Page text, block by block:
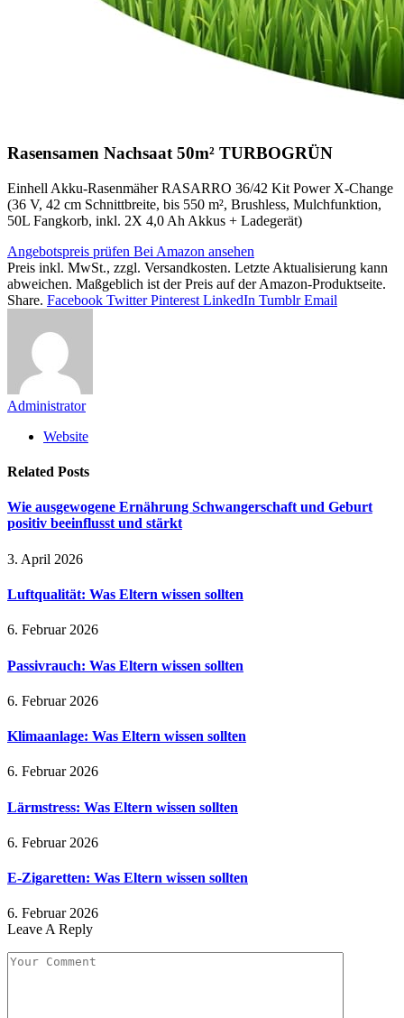
Rasensamen Nachsaat 50m² TURBOGRÜN
Einhell Akku-Rasenmäher RASARRO 36/42 Kit Power X-Change
(36 V, 42 cm Schnittbreite, bis 550 m², Brushless, Mulchfunktion,
50L Fangkorb, inkl. 2X 4,0 Ah Akkus + Ladegerät)
Angebotspreis prüfen Bei Amazon ansehen
Preis inkl. MwSt., zzgl. Versandkosten. Letzte Aktualisierung kann
abweichen. Maßgeblich ist der Preis auf der Amazon-Produktseite.
Share. Facebook Twitter Pinterest LinkedIn Tumblr Email
Administrator
Website
Related Posts
Wie ausgewogene Ernährung Schwangerschaft und Geburt
positiv beeinflusst und stärkt
3. April 2026
Luftqualität: Was Eltern wissen sollten
6. Februar 2026
Passivrauch: Was Eltern wissen sollten
6. Februar 2026
Klimaanlage: Was Eltern wissen sollten
6. Februar 2026
Lärmstress: Was Eltern wissen sollten
6. Februar 2026
E-Zigaretten: Was Eltern wissen sollten
6. Februar 2026
Leave A Reply